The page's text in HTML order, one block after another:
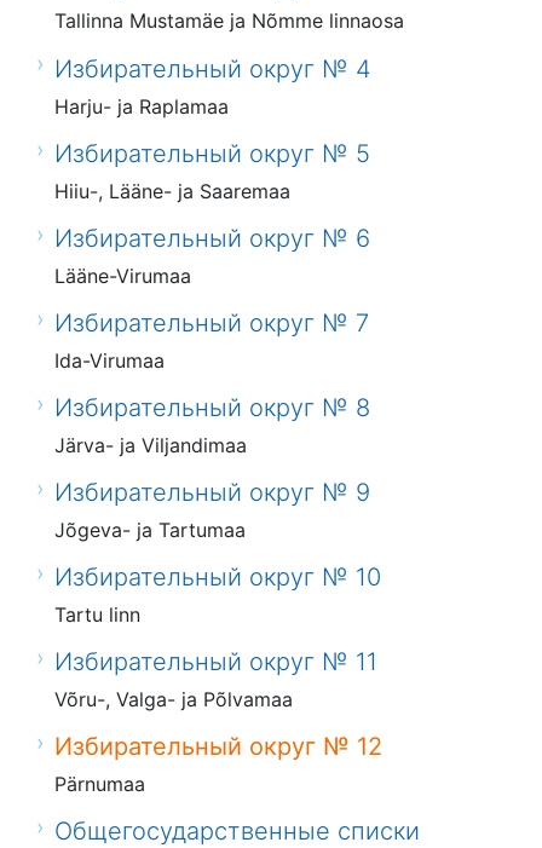
Tallinna Mustamäe ja Nõmme linnaosa
Избирательный округ № 4
Harju- ja Raplamaa
Избирательный округ № 5
Hiiu-, Lääne- ja Saaremaa
Избирательный округ № 6
Lääne-Virumaa
Избирательный округ № 7
Ida-Virumaa
Избирательный округ № 8
Järva- ja Viljandimaa
Избирательный округ № 9
Jõgeva- ja Tartumaa
Избирательный округ № 10
Tartu linn
Избирательный округ № 11
Võru-, Valga- ja Põlvamaa
Избирательный округ № 12
Pärnumaa
Общегосударственные списки